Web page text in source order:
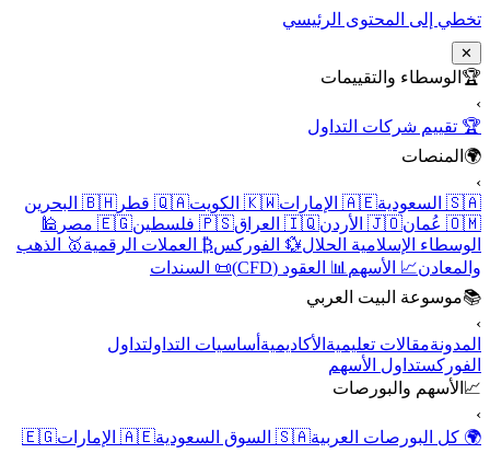
تخطي إلى المحتوى الرئيسي
✕
🏆 الوسطاء والتقييمات
›
🏆 تقييم شركات التداول
🌍 المنصات
›
🇸🇦 السعودية
🇦🇪 الإمارات 🇰🇼 الكويت 🇶🇦 قطر
🇧🇭 البحرين
🇴🇲 عُمان
🇯🇴 الأردن 🇮🇶 العراق 🇵🇸 فلسطين 🇪🇬 مصر
🕌
الوسطاء الإسلامية الحلال💱 الفوركس₿ العملات الرقمية🥇 الذهب
والمعادن📈 الأسهم 📊 العقود (CFD)
📜 السندات
📚موسوعة البيت العربي
›
المدونةمقالات تعليمية الأكاديمية أساسيات التداولتداول
الفوركستداول الأسهم
📈 الأسهم والبورصات
›
🌍 كل البورصات العربية🇸🇦 السوق السعودية 🇦🇪 الإمارات
🇪🇬